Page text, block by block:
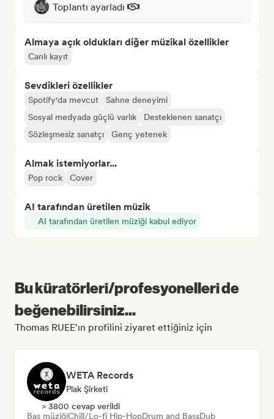
Toplantı ayarladı
Almaya açık oldukları diğer müzikal özellikler
Canlı kayıt
Sevdikleri özellikler
Spotify'da mevcut
Sahne deneyimi
Sosyal medyada güçlü varlık
Desteklenen sanatçı
Sözleşmesiz sanatçı
Genç yetenek
Almak istemiyorlar...
Pop rock Cover
AI tarafından üretilen müzik
AI tarafından üretilen müziği kabul ediyor
Bu küratörleri/profesyonelleri de
beğenebilirsiniz...
Thomas RUEE'ın profilini ziyaret ettiğiniz için
WETA Records
Plak Şirketi
> 3800 cevap verildi
Bas müziğiChill/Lo-fi Hip-HopDrum and BassDub